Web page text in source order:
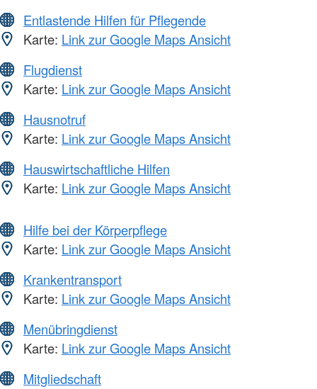
Entlastende Hilfen für Pflegende
Karte: Link zur Google Maps Ansicht
Flugdienst
Karte: Link zur Google Maps Ansicht
Hausnotruf
Karte: Link zur Google Maps Ansicht
Hauswirtschaftliche Hilfen
Karte: Link zur Google Maps Ansicht
Hilfe bei der Körperpflege
Karte: Link zur Google Maps Ansicht
Krankentransport
Karte: Link zur Google Maps Ansicht
Menübringdienst
Karte: Link zur Google Maps Ansicht
Mitgliedschaft